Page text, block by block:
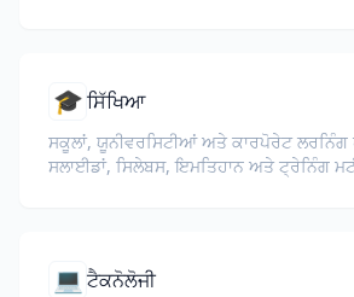
🎓ਸਿੱਖਿਆ
ਸਕੂਲਾਂ, ਯੂਨੀਵਰਸਿਟੀਆਂ ਅਤੇ ਕਾਰਪੋਰੇਟ
ਸਲਾਈਡਾਂ, ਸਿਲੇਬਸ, ਇਮਤਿਹਾਨ ਅਤੇ ਟ੍ਰੇਨਿੰਗ
💻 ਟੈਕਨੋਲੋਜੀ